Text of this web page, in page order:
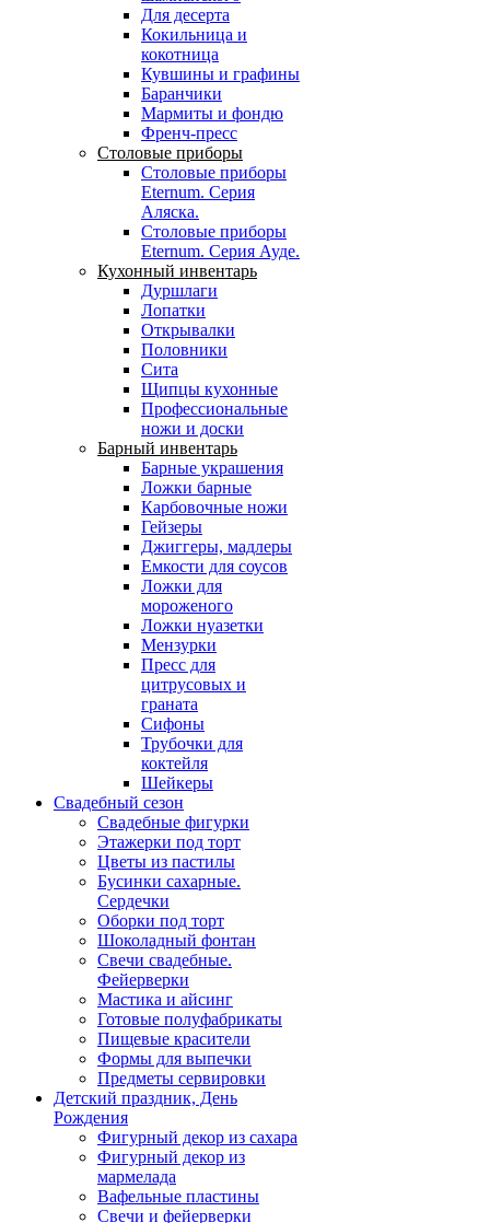
Для десерта
Кокильница и
кокотница
Кувшины и графины
Баранчики
Мармиты и фондю
Френч-пресс
Столовые приборы
Столовые приборы
Eternum. Серия
Аляска.
Столовые приборы
Eternum. Серия Ауде.
Кухонный инвентарь
Дуршлаги
Лопатки
Открывалки
Половники
Сита
Щипцы кухонные
Профессиональные
ножи и доски
Барный инвентарь
Барные украшения
Ложки барные
Карбовочные ножи
Гейзеры
Джиггеры, мадлеры
Емкости для соусов
Ложки для
мороженого
Ложки нуазетки
Мензурки
Пресс для
цитрусовых и
граната
Сифоны
Трубочки для
коктейля
Шейкеры
Свадебный сезон
Свадебные фигурки
Этажерки под торт
Цветы из пастилы
Бусинки сахарные.
Сердечки
Оборки под торт
Шоколадный фонтан
Свечи свадебные.
Фейерверки
Мастика и айсинг
Готовые полуфабрикаты
Пищевые красители
Формы для выпечки
Предметы сервировки
Детский праздник, День
Рождения
Фигурный декор из сахара
Фигурный декор из
мармелада
Вафельные пластины
Свечи и фейерверки